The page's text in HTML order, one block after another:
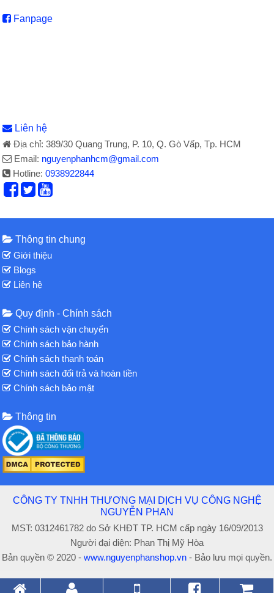
Fanpage
Liên hệ
Địa chỉ: 389/30 Quang Trung, P. 10, Q. Gò Vấp, Tp. HCM
Email: nguyenphanhcm@gmail.com
Hotline:0938922844
Thông tin chung
Giới thiệu
Blogs
Liên hệ
Quy định - Chính sách
Chính sách vận chuyển
Chính sách bảo hành
Chính sách thanh toán
Chính sách đổi trả và hoàn tiền
Chính sách bảo mật
Thông tin
CÔNG TY TNHH THƯƠNG MẠI DỊCH VỤ CÔNG NGHỆ
NGUYỄN PHAN
MST: 0312461782 do Sở KHĐT TP. HCM cấp ngày 16/09/2013
Người đại diện: Phan Thị Mỹ Hòa
Bản quyền © 2020 - www.nguyenphanshop.vn - Bảo lưu mọi quyền.